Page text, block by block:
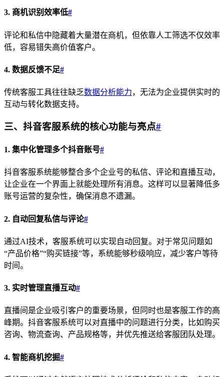
3. 商机识别效率低#
评论和私信中隐藏着大量潜在商机，但依靠人工筛选不仅效率
低，容易错失高价值客户。
4. 数据反馈不足#
传统客服工具往往缺乏数据分析能力，无法为企业提供实时的
互动与转化数据支持。
三、抖音客服系统的核心功能与亮点#
1. 集中化管理多个抖音账号#
抖音客服系统能够整合多个企业号的私信、评论和直播互动，
让企业在一个界面上就能处理所有消息。这样可以显著降低多
账号运营的复杂性，确保消息不遗漏。
2. 自动回复私信与评论#
通过AI技术，客服系统可以实现自动回复。对于常见问题如
“产品价格”“购买链接”等，系统能够秒级响应，减少客户等待
时间。
3. 实时管理直播互动#
直播间是企业吸引客户的重要场景，但同时也是客服工作的高
峰期。抖音客服系统可以对直播中的问题进行分类，比如购买
咨询、物流查询、产品规格等，并优先推送给客服团队处理。
4. 智能商机挖掘#